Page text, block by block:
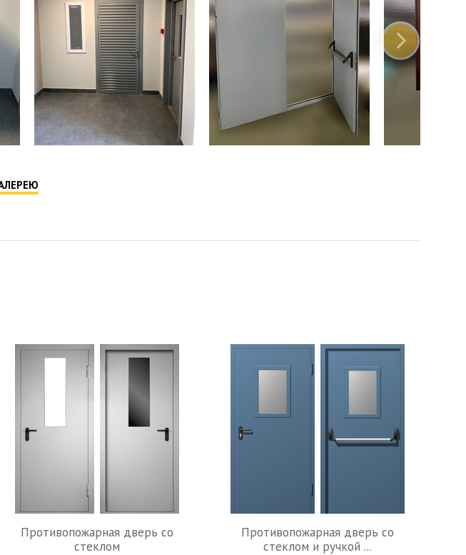
Противопожарная дверь со
стеклом
Противопожарная дверь со
стеклом и ручкой ...